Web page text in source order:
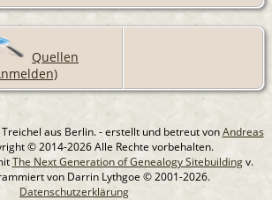
Quellen
aus Berlin. - erstellt und betreut vonAndreas
© 2014-2026 Alle Rechte vorbehalten.
The Next Generation of Genealogy Sitebuildingv.
von Darrin Lythgoe © 2001-2026.
Datenschutzerklärung